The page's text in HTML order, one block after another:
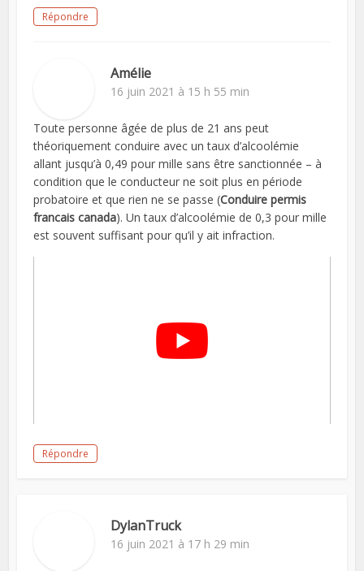
Répondre
Amélie
16 juin 2021 à 15 h 55 min
Toute personne âgée de plus de 21 ans peut
théoriquement conduire avec un taux d’alcoolémie
allant jusqu’à 0,49 pour mille sans être sanctionnée – à
condition que le conducteur ne soit plus en période
probatoire et que rien ne se passe (Conduire permis
francais canada). Un taux d’alcoolémie de 0,3 pour mille
est souvent suffisant pour qu’il y ait infraction.
Répondre
DylanTruck
16 juin 2021 à 17 h 29 min